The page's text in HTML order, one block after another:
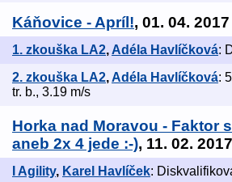
Káňovice - Apríl!, 01. 04. 2017
1. zkouška LA2, Adéla Havlíčková:
2. zkouška LA2,Adéla Havlíčková:
tr. b., 3.19 m/s
Horka nad Moravou - Faktor
aneb 2x 4 jede :-), 11. 02.
I Agility, Karel Havlíček: